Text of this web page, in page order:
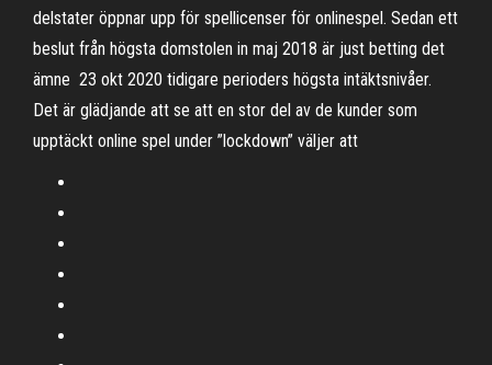
delstater öppnar upp för spellicenser för onlinespel. Sedan ett
beslut från högsta domstolen in maj 2018 är just betting det
ämne 23 okt 2020 tidigare perioders högsta intäktsnivåer.
Det är glädjande att se att en stor del av de kunder som
upptäckt online spel under ”lockdown” väljer att